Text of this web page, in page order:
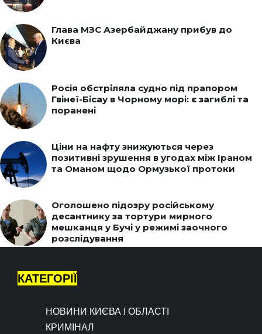
Глава МЗС Азербайджану прибув до
Києва
Росія обстріляла судно під прапором
Гвінеї-Бісау в Чорному морі: є загиблі та
поранені
Ціни на нафту знижуються через
позитивні зрушення в угодах між Іраном
та Оманом щодо Ормузької протоки
Оголошено підозру російському
десантнику за тортури мирного
мешканця у Бучі у режимі заочного
розслідування
КАТЕГОРІЇ
НОВИНИ КИЄВА І ОБЛАСТІ
КРИМІНАЛ